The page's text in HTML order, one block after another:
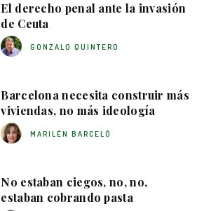
El derecho penal ante la invasión
de Ceuta
GONZALO QUINTERO
Barcelona necesita construir más
viviendas, no más ideología
MARILÉN BARCELÓ
No estaban ciegos, no, no,
estaban cobrando pasta